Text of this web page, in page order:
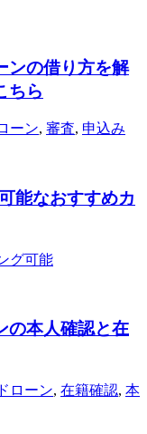
ンの借り方を解
ちら
ーン, 審査, 申込み
能なおすすめカ
グ可能
の本人確認と在
ローン, 在籍確認, 本